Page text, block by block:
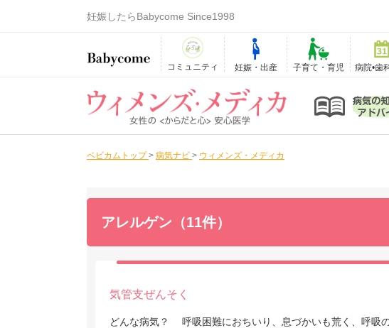
妊娠したらBabycome Since1998
コミュニティ 妊娠・出産 子育て・育児 病院•歯
ベビカムトップ > 病気ナビ > ウィメンズ・メディカ
アレルゲン（11件）
気管支ぜんそく
どんな病気？ 呼吸困難におちいり、息づかいも荒く、呼吸